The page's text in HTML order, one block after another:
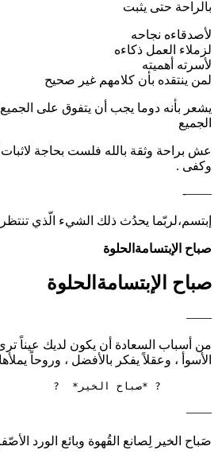
بالراحة حتى يثبت
‏لأصدقاءه نجاحه
‏لزملاء العمل ذكاءه
‏لأسرته أهميته
‏لمن ينتقده بأن كلامهم غير صحيح
‏يشعر بأنه دوما يجب أن يتفوق على
الجميع
‏عش براحة وثقة بالله فلست بحاجة
وكفى .
——-
إبتسم،لربّما يحدُث ذلك الشيء الّذي
صباح الإبتسامةالحلوة
صباح الإبتسامةالحلوة
——
من أسباب السعادة أن يكون لديك عيناً ترى
الأسوأ ، وعقلاً يفكر بالأفضل ، وروحاً
        ? *صباح الخير*  ?
——
‏صَباح الخير لِصانع القُهوة وبائع الورد